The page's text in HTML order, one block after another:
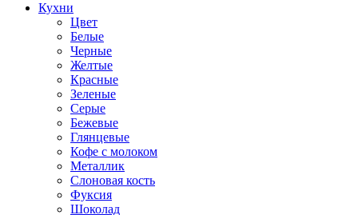
Кухни
Цвет
Белые
Черные
Желтые
Красные
Зеленые
Серые
Бежевые
Глянцевые
Кофе с молоком
Металлик
Слоновая кость
Фуксия
Шоколад